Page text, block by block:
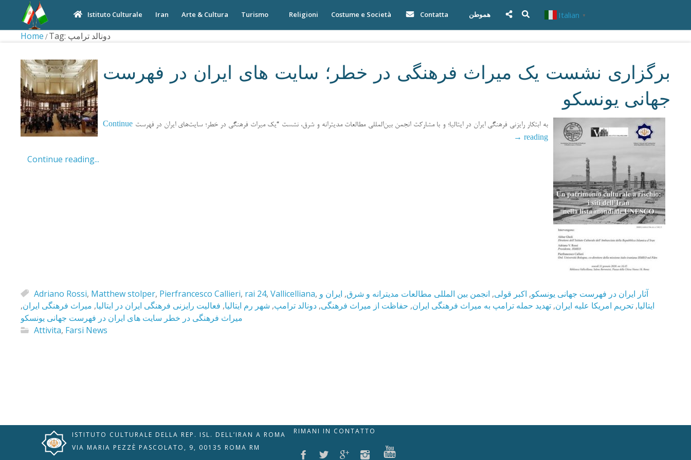
Istituto Culturale Iran Arte & Cultura Turismo Religioni Costume e Società Contatta هموطن Italian ▼
Home Tag: دونالد ترامپ
برگزاری نشست یک میراث فرهنگی در خطر؛ سایت های ایران در فهرست
جهانی یونسکو
به ابتکار رایزنی فرهنگی ایران در ایتالیا؛ و با مشارکت انجمن بین‌المللی مطالعات مدیترانه و شرق، نشست “یک میراث فرهنگی در خطر؛ سایت‌های ایران در فهرست Continue
reading
→
Continue reading...
Adriano Rossi, Matthew stolper, Pierfrancesco Callieri, rai 24, Vallicelliana, آثار ایران در فهرست جهانی یونسکو, اکبر قولی, انجمن بین المللی مطالعات مدیترانه و شرق, ایران و
ایتالیا, تحریم امریکا علیه ایران, تهدید حمله ترامپ به میراث فرهنگی ایران, حفاظت از میراث فرهنگی, دونالد ترامپ, شهر رم ایتالیا, فعالیت رایزنی فرهنگی ایران در ایتالیا, میراث فرهنگی ایران,
میراث فرهنگی در خطر سایت های ایران در فهرست جهانی یونسکو
Attivita, Farsi News
ISTITUTO CULTURALE DELLA REP. ISL. DELL’IRAN A ROMA
VIA MARIA PEZZÈ PASCOLATO, 9, 00135 ROMA RM
RIMANI IN CONTATTO
Disattiva
Immagini
Evidenzia Link
Grande